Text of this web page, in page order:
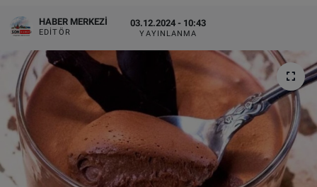
HABER MERKEZI
EDITÖR
03.12.2024 - 10:43
YAYINLANMA
BİLİM-TEKNOLOJİ
SAĞLIK
FOTO GALERİ
VIDEO GALERİ
ALGEMENE VOORWAARDEN
CONTACT
Haber Arşivi